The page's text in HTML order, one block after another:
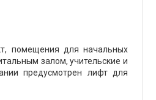
помещения для начальных
залом, учительские и
предусмотрен лифт для